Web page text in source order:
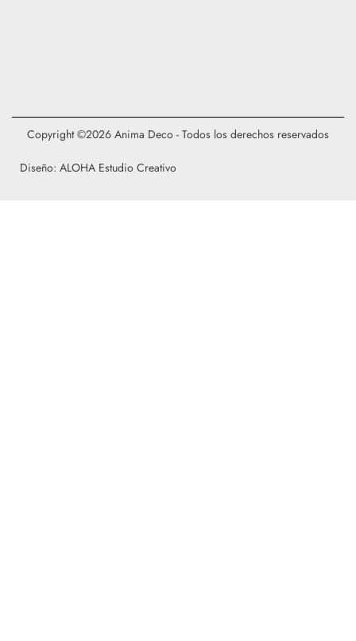
Diseño: ALOHA Estudio Creativo
Copyright ©2026 Anima Deco - Todos los derechos reservados